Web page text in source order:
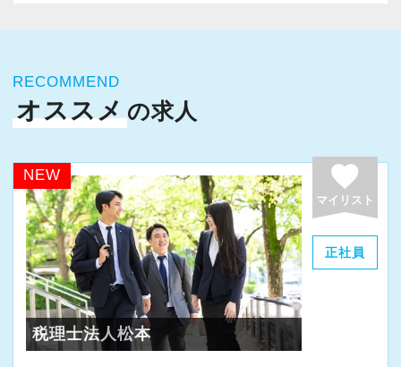
どんどんチャレンジできる環境で、ご自身のキ
ャリアを発揮しませんか？
実務経験・キャリアについて詳しくお伺いし担
当していただく法人規模を決めていく所存で
す。
【社内の雰囲気】
当事務所は先輩スタッフがつきながら、1つ1つ
の業務を丁寧に指導する体制があります。
入社2～3年後に法人税申告書の作成が出来る
様、指導しています。
このような体制があることで安心して業務を進
められ、指導をする側の教育にも繋がってくる
・ご家庭と両立し、過去の会計事務所業務経験
・一般的な会計事務所業務の経験を積みたい
方。
・将来税理士として独立を考えている方。
・真面目な性格の方。
RECOMMEND
オススメ の求人
NEW favorite
マイリスト
正社員
税理士法人松本